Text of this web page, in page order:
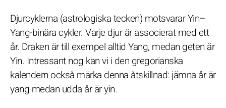
Djurcyklerna (astrologiska tecken) motsvarar Yin–
Yang-binära cykler. Varje djur är associerat med ett
år. Draken är till exempel alltid Yang, medan geten är
Yin. Intressant nog kan vi i den gregorianska
kalendern också märka denna åtskillnad: jämna år är
yang medan udda år är yin.